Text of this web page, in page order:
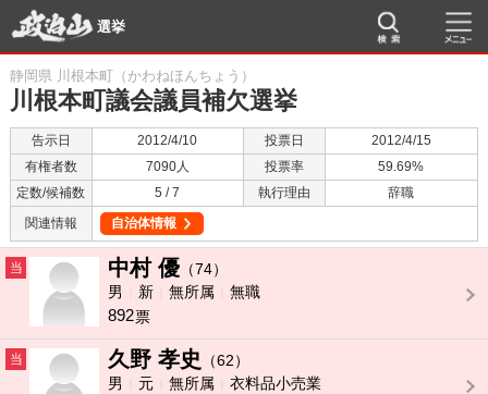
選挙
静岡県 川根本町（かわねほんちょう）
川根本町議会議員補欠選挙
告示日 2012/4/10 投票日
2012/4/15
有権者数
7090人 投票率
59.69%
定数/候補数
5 / 7 執行理由
辞職
関連情報
自治体情報
当 中村 優 （74）
男
新 無所属 無職
892票
当 久野 孝史
（62）
男
元 無所属 衣料品小売業